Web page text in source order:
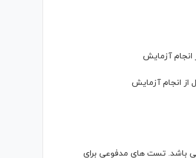
تست تنفسی اوره می باشد. تست های مدفوعی برای